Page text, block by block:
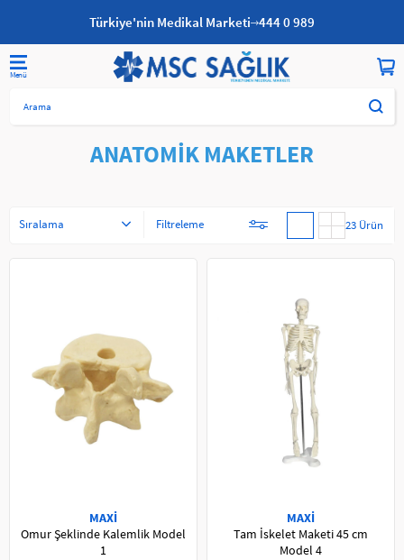
Türkiye'nin Medikal Marketi 444 0 989
ANATOMİK MAKETLER
Filtreleme
Sıralama 23 Ürün
MAXİ
Omur Şeklinde Kalemlik Model
1
MAXİ
Tam İskelet Maketi 45 cm
Model 4